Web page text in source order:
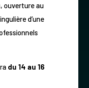
ouverture au
d’une
du 14 au 16